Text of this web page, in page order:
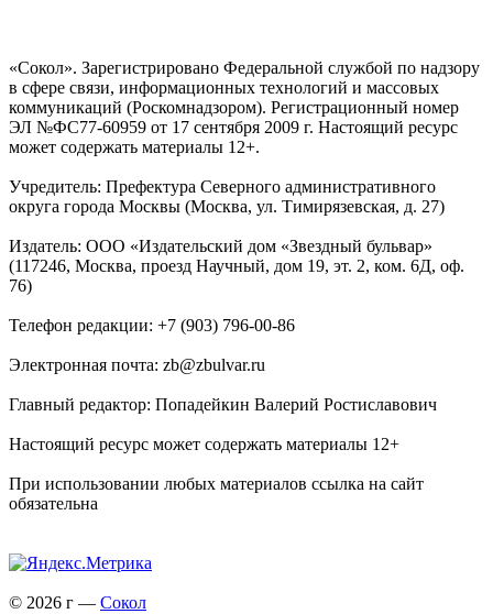
«Сокол». Зарегистрировано Федеральной службой по надзору
в сфере связи, информационных технологий и массовых
коммуникаций (Роскомнадзором). Регистрационный номер
ЭЛ №ФС77-60959 от 17 сентября 2009 г. Настоящий ресурс
может содержать материалы 12+.
Учредитель: Префектура Северного административного
округа города Москвы (Москва, ул. Тимирязевская, д. 27)
Издатель: ООО «Издательский дом «Звездный бульвар»
(117246, Москва, проезд Научный, дом 19, эт. 2, ком. 6Д, оф.
76)
Телефон редакции: +7 (903) 796-00-86
Электронная почта: zb@zbulvar.ru
Главный редактор: Попадейкин Валерий Ростиславович
Настоящий ресурс может содержать материалы 12+
При использовании любых материалов ссылка на сайт
обязательна
© 2026 г — Сокол